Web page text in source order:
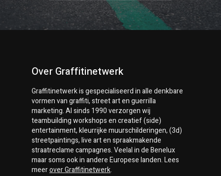
Over Graffitinetwerk
Graffitinetwerkis gespecialiseerd in alle denkbare
vormen van graffiti, street art en guerrilla
marketing. Al sinds 1990 verzorgen wij
teambuilding workshops en creatief (side)
entertainment, kleurrijke muurschilderingen, (3d)
streetpaintings, live art en spraakmakende
straatreclame campagnes. Veelal in de Benelux
maar soms ook in andere Europese landen. Lees
meeroverGraffitinetwerk.